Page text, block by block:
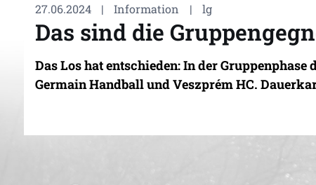
27.06.2024 | Information | lg
Das sind die
Das Los hat entschieden: In der
Germain Handball und Veszprém HC.